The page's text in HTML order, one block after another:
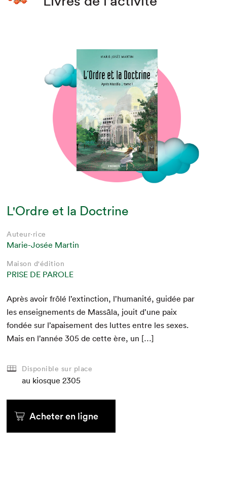
L'Ordre et la Doctrine
Auteur·rice
Marie-Josée Martin
Maison d'édition
PRISE DE PAROLE
Après avoir frôlé l’extinction, l’humanité, guidée par
les enseigne­ments de Massāla, jouit d’une paix
fondée sur l’apaisement des luttes entre les sex­es.
Mais en l’année305 de cette ère, un […]
Disponible sur place
au kiosque 2305
Acheter en ligne